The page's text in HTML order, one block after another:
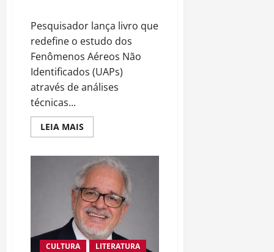
Pesquisador lança livro que
redefine o estudo dos
Fenômenos Aéreos Não
Identificados (UAPs)
através de análises
técnicas...
LEIA MAISRead
more
LAÍLSON
SANTOS
APRESENTA
EVIDÊNCIAS
DE
INTELIGÊNCIA
EXTRATERRESTRE
EM
NOVA
OBRA
CULTURA
LITERATURA